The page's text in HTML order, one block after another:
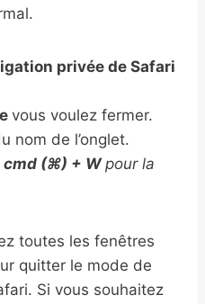
privée de Safari
vous voulez fermer.
nom de l’onglet.
cmd (⌘) + Wpour la
toutes les fenêtres
quitter le mode de
Si vous souhaitez